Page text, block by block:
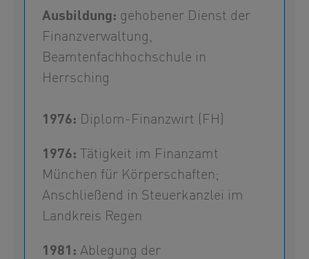
Ausbildung: gehobener Dienst der
Finanzverwaltung,
Beamtenfachhochschule in
Herrsching
1976: Diplom-Finanzwirt (FH)
1976: Tätigkeit im Finanzamt
München für Körperschaften;
Anschließend in Steuerkanzlei im
Landkreis Regen
1981: Ablegung der